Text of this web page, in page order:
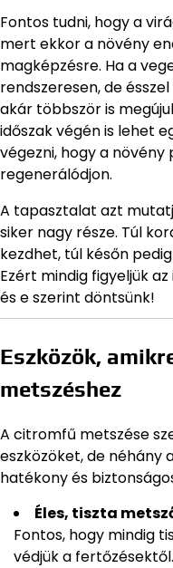
Fontos tudni, hogy a
mert ekkor a növény
magképzésre. Ha a
rendszeresen, de
akár többször is
időszak végén is lehet
végezni, hogy a
regenerálódjon.
A tapasztalat azt
siker nagy része. Túl
kezdhet, túl későn
Ezért mindig figyeljük
és e szerint döntsünk!
Eszközök,
metszéshez
A citromfű metszése
eszközöket, de néhány
hatékony és
Éles, tiszta
Fontos, hogy mindig
védjük a fertőzésektől.